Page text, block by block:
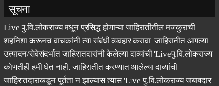
सूचना
Live पु.वि.लोकराज्य मधून प्रसिद्ध होणाऱ्या जाहिरातीतील मजकुराची
शहनिशा करूनच वाचकांनी त्या संबंधी व्यवहार करावा. जाहिरातीत आपल्या
उत्पादन/सेवेसंदर्भात जाहिरातदारांनी केलेल्या दाव्यांची 'Liveपु.वि.लोकराज्य
कोणतीही हमी घेत नाही. जाहिरातीत करण्यात आलेल्या दाव्यांची
जाहिरातदाराकडून पूर्तता न झाल्यास त्यास 'Live पु.वि.लोकराज्य जबाबदार